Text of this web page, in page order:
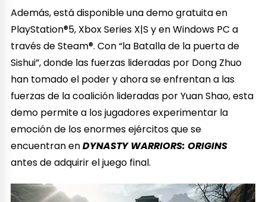
Además, está disponible una demo gratuita en
PlayStation®5, Xbox Series X|S y en Windows PC a
través de Steam®. Con “la Batalla de la puerta de
Sishui”, donde las fuerzas lideradas por Dong Zhuo
han tomado el poder y ahora se enfrentan a las
fuerzas de la coalición lideradas por Yuan Shao, esta
demo permite a los jugadores experimentar la
emoción de los enormes ejércitos que se
encuentran enDYNASTY WARRIORS: ORIGINS
antes de adquirir el juego final.